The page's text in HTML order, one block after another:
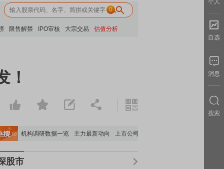
0
限售解禁 IPO审核 大宗交易 估值分析
！
机构调研数据一览 主力最新动向 上市公司限售股解禁一览
股市
个人
自选
消息
搜索